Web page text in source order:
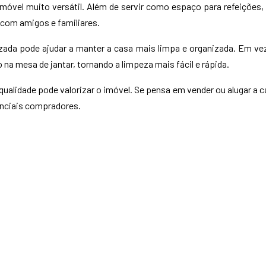
muito versátil. Além de servir como espaço para
amigos e familiares.
pode ajudar a manter a casa mais limpa e organizada. Em
mesa de jantar, tornando a limpeza mais fácil e rápida.
pode valorizar o imóvel. Se pensa em vender ou alugar a
compradores.